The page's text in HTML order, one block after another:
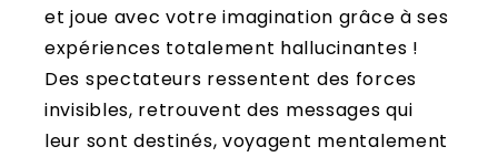
et joue avec votre imagination grâce à ses
expériences totalement hallucinantes !
Des spectateurs ressentent des forces
invisibles, retrouvent des messages qui
leur sont destinés, voyagent mentalement